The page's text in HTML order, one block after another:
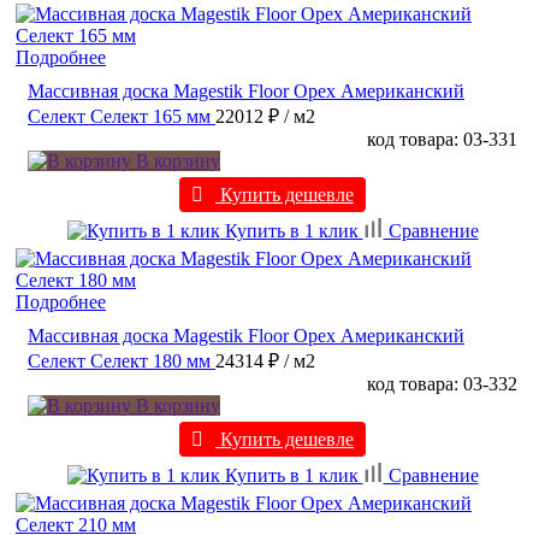
Подробнее
Массивная доска Magestik Floor Орех Американский
Селект Селект 165 мм 22012 ₽ / м2
код товара: 03-331
В корзину
Купить дешевле
Купить в 1 клик
Сравнение
Подробнее
Массивная доска Magestik Floor Орех Американский
Селект Селект 180 мм 24314 ₽ / м2
код товара: 03-332
В корзину
Купить дешевле
Купить в 1 клик
Сравнение